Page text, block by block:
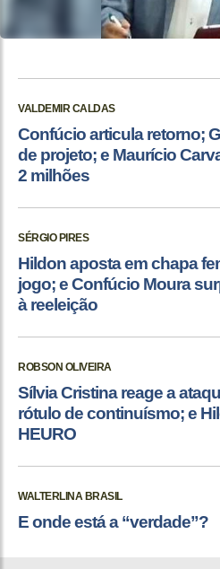
VALDEMIR CALDAS
Confúcio articula retorno;
de projeto; e Maurício
2 milhões
SÉRGIO PIRES
Hildon aposta em chapa
jogo; e Confúcio Moura
à reeleição
ROBSON OLIVEIRA
Sílvia Cristina reage a
rótulo de continuísmo; e
HEURO
WALTERLINA BRASIL
E onde está a “verdade”?